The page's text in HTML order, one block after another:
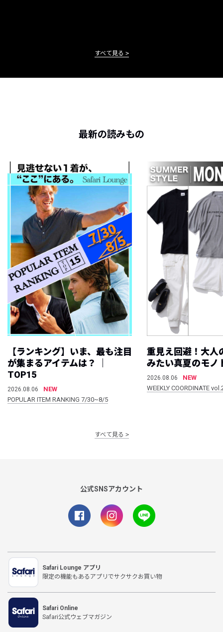
すべて見る
最新の読みもの
【ランキング】いま、最も注目
が集まるアイテムは？ ｜
TOP15
2026.08.06
NEW
POPULAR ITEM RANKING 7/30~8/5
重見え回避！大人
みたい真夏のモノ
2026.08.06
NEW
WEEKLY COORDINATE
すべて見る
公式SNSアカウント
Safari Lounge アプリ
限定の機能もあるアプリでサクサクお買い物
Safari Online
Safari公式ウェブマガジン